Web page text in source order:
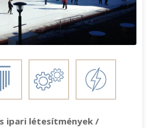
ipari létesítmények /